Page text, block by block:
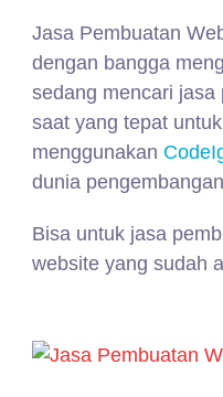
Jasa Pembuatan
dengan bangga
sedang mencari jasa
saat yang tepat
menggunakan
dunia
Bisa untuk jasa
website yang sudah